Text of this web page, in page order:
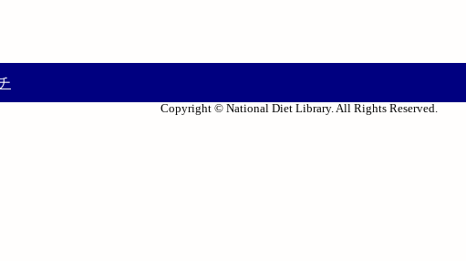
Copyright © National Diet Library. All Rights Reserved.